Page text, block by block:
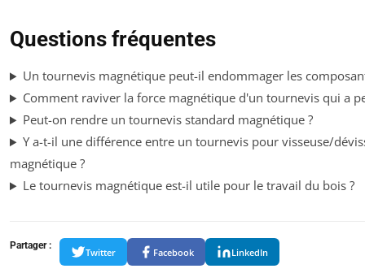
Questions fréquentes
Un tournevis magnétique peut-il endommager les
Comment raviver la force magnétique d'un tournevis qui a
Peut-on rendre un tournevis standard magnétique ?
Y a-t-il une différence entre un tournevis pour visseuse/
magnétique ?
Le tournevis magnétique est-il utile pour le travail du bois ?
Partager :
Twitter Facebook LinkedIn